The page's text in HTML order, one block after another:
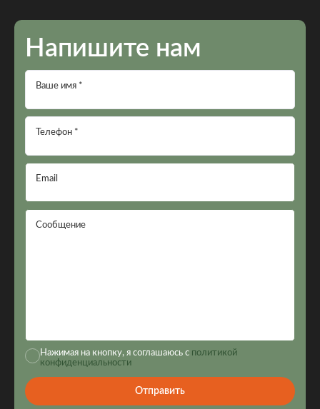
Напишите нам
Ваше имя *
Телефон *
Email
Сообщение
Нажимая на кнопку, я соглашаюсь с политикой
конфиденциальности
Отправить